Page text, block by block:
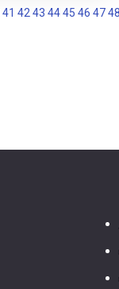
41 42 43 44 45 46 47 48